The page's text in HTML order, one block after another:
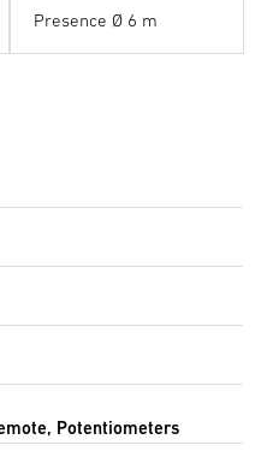
Presence Ø 6 m
Potentiometers